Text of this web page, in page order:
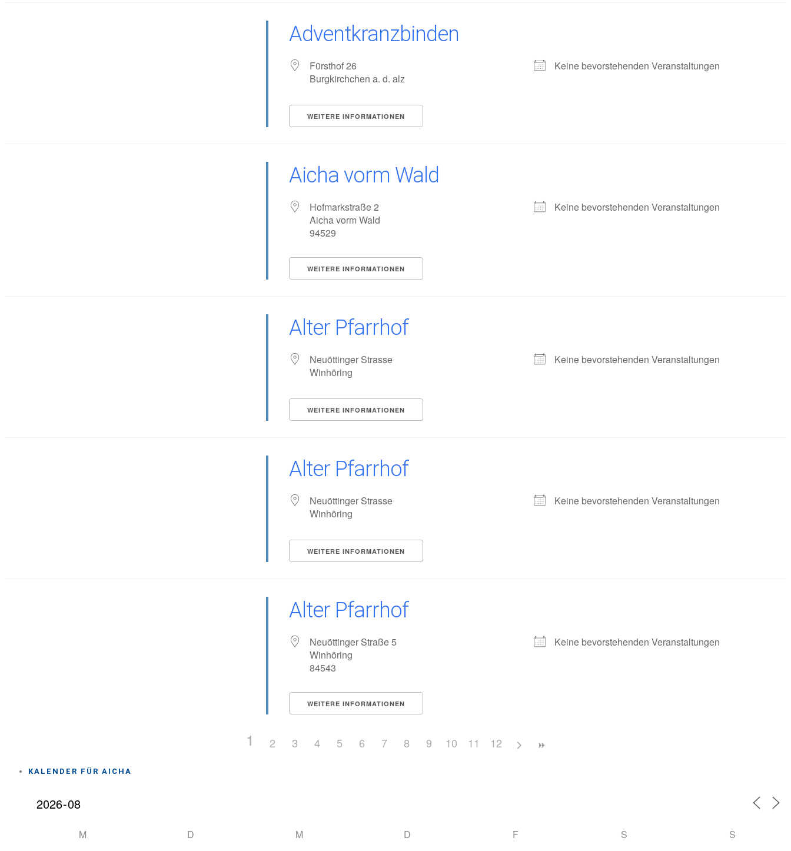
Orte mit vielen Veranstaltungen?
Adventkranzbinden
F0rsthof 26
Burgkirchchen a. d. alz
Keine bevorstehenden Veranstaltungen
WEITERE INFORMATIONEN
Aicha vorm Wald
Hofmarkstraße 2
Aicha vorm Wald
94529
Keine bevorstehenden Veranstaltungen
WEITERE INFORMATIONEN
Alter Pfarrhof
Neuöttinger Strasse
Winhöring
Keine bevorstehenden Veranstaltungen
WEITERE INFORMATIONEN
Alter Pfarrhof
Neuöttinger Strasse
Winhöring
Keine bevorstehenden Veranstaltungen
WEITERE INFORMATIONEN
Alter Pfarrhof
Neuöttinger Straße 5
Winhöring
84543
Keine bevorstehenden Veranstaltungen
WEITERE INFORMATIONEN
1 2 3 4 5 6 7 8 9 10 11 12
KALENDER FÜR AICHA
M D M D F S S